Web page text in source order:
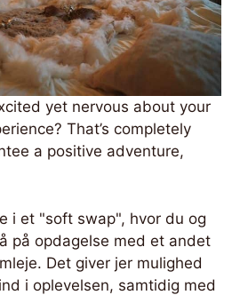
yet nervous about your
That’s completely
a positive adventure,
i et "soft swap", hvor du og
på opdagelse med et andet
Det giver jer mulighed
i oplevelsen, samtidig med